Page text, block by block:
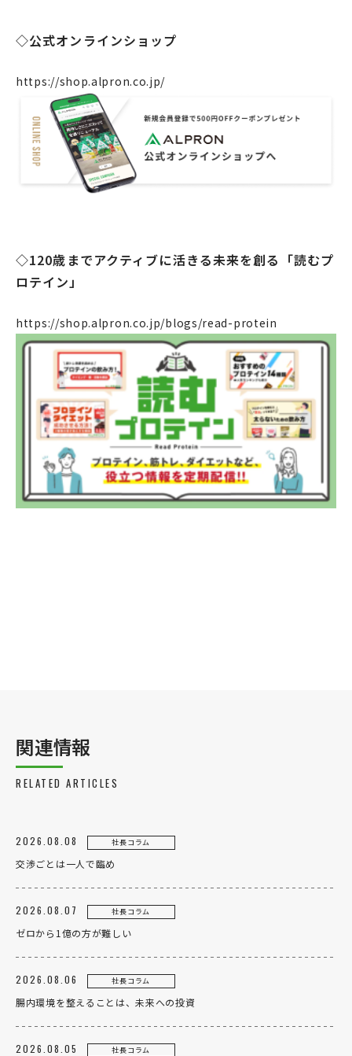
法人のお客様
OEM
お問い合わせ
◇公式オンラインショップ
https://shop.alpron.co.jp/
◇120歳までアクティブに活きる未来を創る「読むプ
ロテイン」
https://shop.alpron.co.jp/blogs/read-protein
関連情報
RELATED ARTICLES
2026.08.08 社長コラム
交渉ごとは一人で臨め
2026.08.07 社長コラム
ゼロから1億の方が難しい
2026.08.06 社長コラム
腸内環境を整えることは、未来への投資
2026.08.05 社長コラム